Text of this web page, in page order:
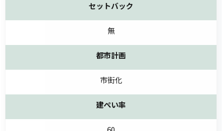
セットバック
無
都市計画
市街化
建ぺい率